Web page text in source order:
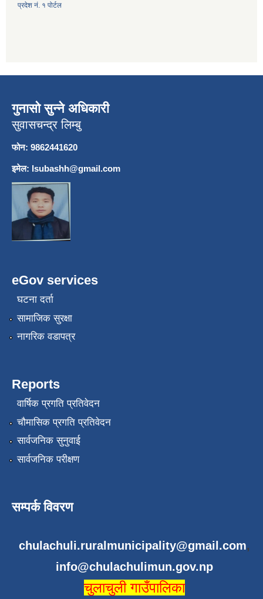
प्रदेश नं. १ पोर्टल
गुनासो सुन्ने अधिकारी
सुवासचन्द्र लिम्बु
फोन: 9862441620
इमेल: lsubashh@gmail.com
eGov services
घटना दर्ता
सामाजिक सुरक्षा
नागरिक वडापत्र
Reports
वार्षिक प्रगति प्रतिवेदन
चौमासिक प्रगति प्रतिवेदन
सार्वजनिक सुनुवाई
सार्वजनिक परीक्षण
सम्पर्क विवरण
chulachuli.ruralmunicipality@gmail.com,
info@chulachulimun.gov.np
चुलाचुली गाउँपालिका